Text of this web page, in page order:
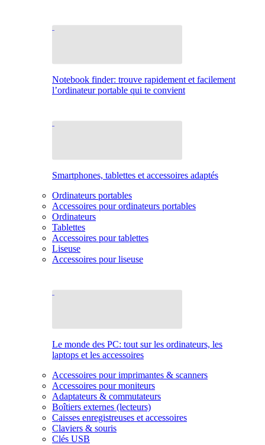
Notebook finder: trouve rapidement et facilement
l’ordinateur portable qui te convient
Smartphones, tablettes et accessoires adaptés
Ordinateurs portables
Accessoires pour ordinateurs portables
Ordinateurs
Tablettes
Accessoires pour tablettes
Liseuse
Accessoires pour liseuse
Le monde des PC: tout sur les ordinateurs, les
laptops et les accessoires
Accessoires pour imprimantes & scanners
Accessoires pour moniteurs
Adaptateurs & commutateurs
Boîtiers externes (lecteurs)
Caisses enregistreuses et accessoires
Claviers & souris
Clés USB